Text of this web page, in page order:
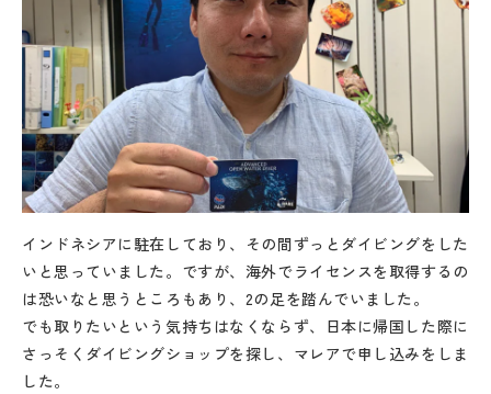
インドネシアに駐在しており、その間ずっとダイビングをした
いと思っていました。ですが、海外でライセンスを取得するの
は恐いなと思うところもあり、2の足を踏んでいました。
でも取りたいという気持ちはなくならず、日本に帰国した際に
さっそくダイビングショップを探し、マレアで申し込みをしま
した。